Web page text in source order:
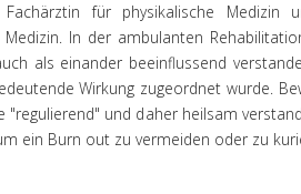
Fachärztin für physikalische
In der ambulanten
als einander beeinflussend
Wirkung zugeordnet wurde.
"regulierend" und daher heilsam
ein Burn out zu vermeiden oder zu